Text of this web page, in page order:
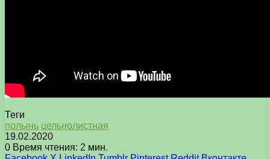
Теги
полынь цельнолистная
19.02.2020
0 Время чтения: 2 мин.